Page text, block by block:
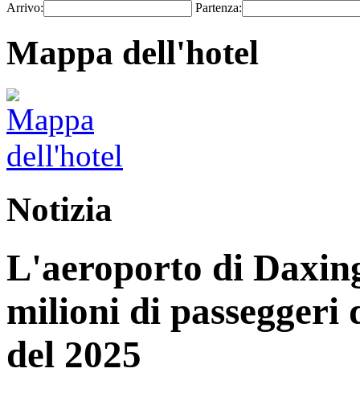
Arrivo: Partenza:
Mappa dell'hotel
Notizia
L'aeroporto di
milioni di passeggeri
del 2025